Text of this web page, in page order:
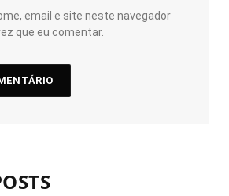
email e site neste navegador
que eu comentar.